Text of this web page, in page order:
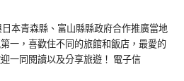
本青森縣、富山縣縣政府合作推廣當地
一，喜歡住不同的旅館和飯店，最愛的
一同閱讀以及分享旅遊！ 電子信